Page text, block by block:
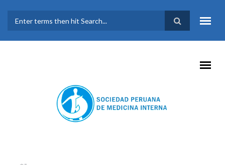
FORMULARIO DE
BÚSQUEDA